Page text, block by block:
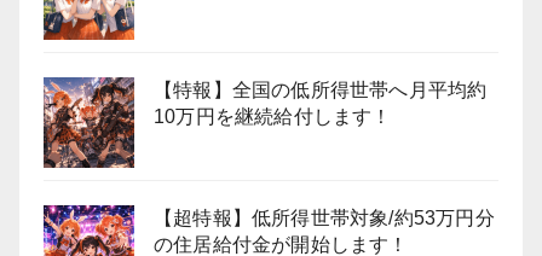
【特報】全国の低所得世帯へ月平均約
10万円を継続給付します！
【超特報】低所得世帯対象/約53万円分
の住居給付金が開始します！